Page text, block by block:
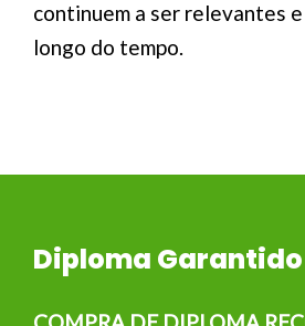
continuem a ser relevantes
longo do tempo.
Diploma Garantido